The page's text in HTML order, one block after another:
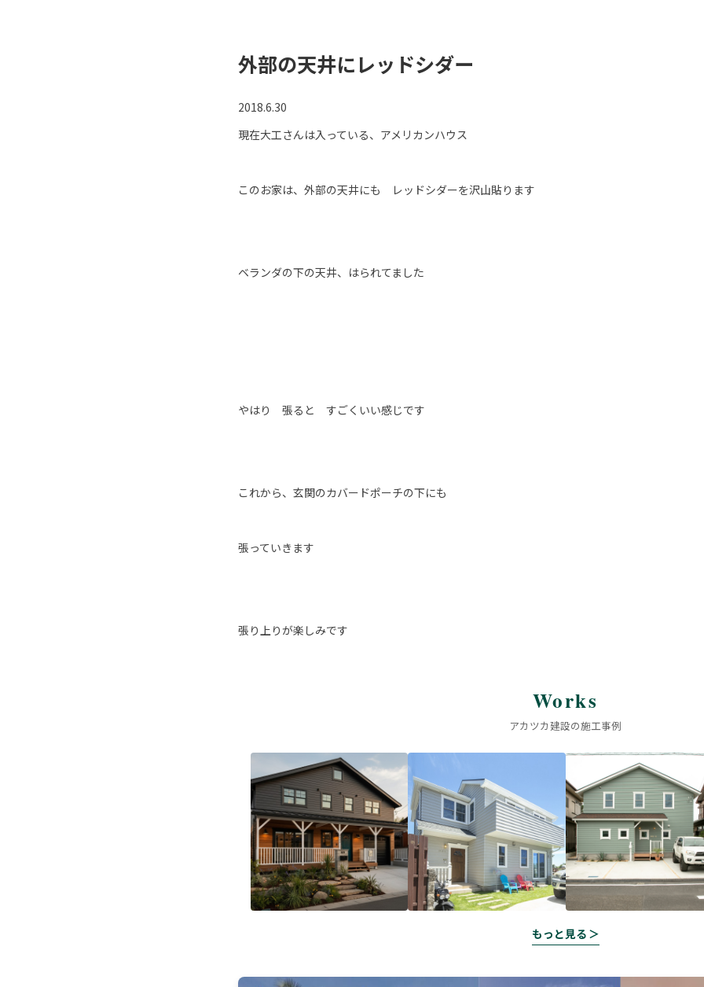
外部の天井にレッドシダー
2018.6.30
現在大工さんは入っている、アメリカンハウス
このお家は、外部の天井にも レッドシダーを沢山貼ります
ベランダの下の天井、はられてました
やはり 張ると すごくいい感じです
これから、玄関のカバードポーチの下にも
張っていきます
張り上りが楽しみです
Works
アカツカ建設の施工事例
もっと見る ＞